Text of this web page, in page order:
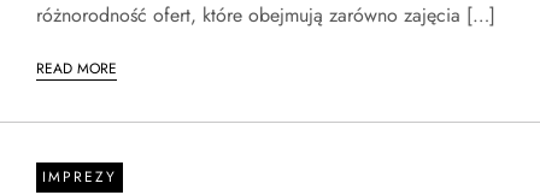
różnorodność ofert, które obejmują zarówno zajęcia […]
READ MORE
IMPREZY